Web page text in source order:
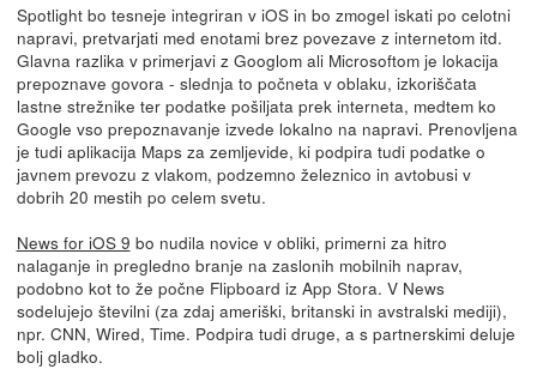
Spotlight bo tesneje integriran v iOS in bo zmogel iskati po celotni
napravi, pretvarjati med enotami brez povezave z internetom itd.
Glavna razlika v primerjavi z Googlom ali Microsoftom je lokacija
prepoznave govora - slednja to počneta v oblaku, izkoriščata
lastne strežnike ter podatke pošiljata prek interneta, medtem ko
Google vso prepoznavanje izvede lokalno na napravi. Prenovljena
je tudi aplikacija Maps za zemljevide, ki podpira tudi podatke o
javnem prevozu z vlakom, podzemno železnico in avtobusi v
dobrih 20 mestih po celem svetu.
News for iOS 9 bo nudila novice v obliki, primerni za hitro
nalaganje in pregledno branje na zaslonih mobilnih naprav,
podobno kot to že počne Flipboard iz App Stora. V News
sodelujejo številni (za zdaj ameriški, britanski in avstralski mediji),
npr. CNN, Wired, Time. Podpira tudi druge, a s partnerskimi deluje
bolj gladko.